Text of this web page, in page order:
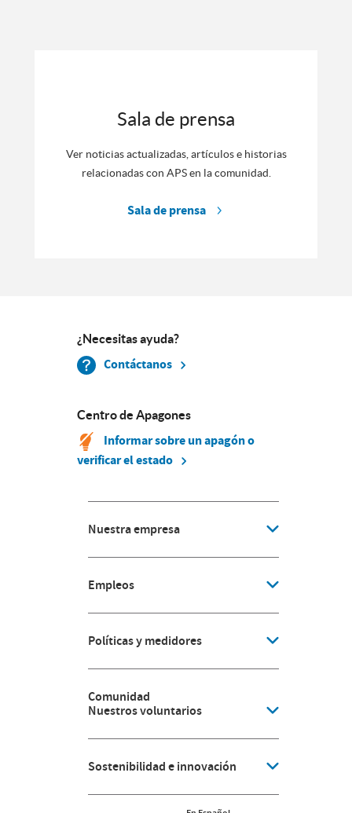
Sala de prensa
Ver noticias actualizadas, artículos e historias
relacionadas con APS en la comunidad.
Sala de prensa
¿Necesitas ayuda?
Contáctanos
Centro de Apagones
Informar sobre un apagón o
verificar el estado
Nuestra empresa
Empleos
Políticas y medidores
Comunidad
Nuestros voluntarios
Sostenibilidad e innovación